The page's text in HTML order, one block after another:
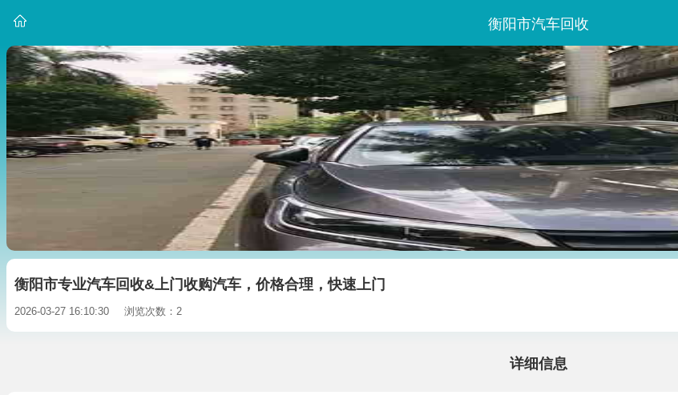
衡阳市汽车回收
衡阳市专业汽车回收&上门收购汽车，价格合理，快速上门
2026-03-27 16:10:30 浏览次数：2
详细信息